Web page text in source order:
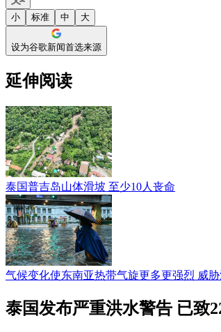
小 标准 中 大
设为谷歌新闻首选来源
延伸阅读
泰国普吉岛山体滑坡 至少10人丧命
气候变化使东南亚热带气旋更多更强烈 威
泰国发布严重洪水警告 已致